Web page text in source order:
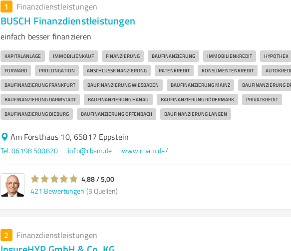
1 Finanzdienstleistungen
BUSCH Finanzdienstleistungen
einfach besser finanzieren
KAPITALANLAGE IMMOBILIENKAUF FINANZIERUNG BAUFINANZIERUNG IMMOBILIENKREDIT HYPOTHEK
FORWARD PROLONGATION ANSCHLUSSFINANZIERUNG RATENKREDIT KONSUMENTENKREDIT
BAUFINANZIERUNG FRANKFURT BAUFINANZIERUNG WIESBADEN BAUFINANZIERUNG MAINZ BAUFINANZIERUNG
BAUFINANZIERUNG DARMSTADT BAUFINANZIERUNG HANAU BAUFINANZIERUNG RÖDERMARK PRIVATKREDIT
BAUFINANZIERUNG DIEBURG BAUFINANZIERUNG OFFENBACH BAUFINANZIERUNG LANGEN
Am Forsthaus 10, 65817 Eppstein
Tel. 06198 500820 info@cbam.de www.cbam.de/
4,88 / 5,00
421 Bewertungen (3 Quellen)
2 Finanzdienstleistungen